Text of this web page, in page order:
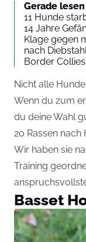
Gerade
11 Hunde
14 Jahre
Klage gegen
nach
Border
Nicht alle
Wenn du zum
du deine Wahl
20 Rassen nach
Wir haben sie
Training
Basset